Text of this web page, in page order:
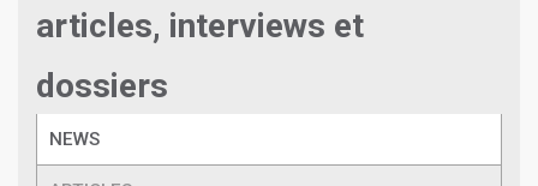
articles, interviews et
dossiers
NEWS